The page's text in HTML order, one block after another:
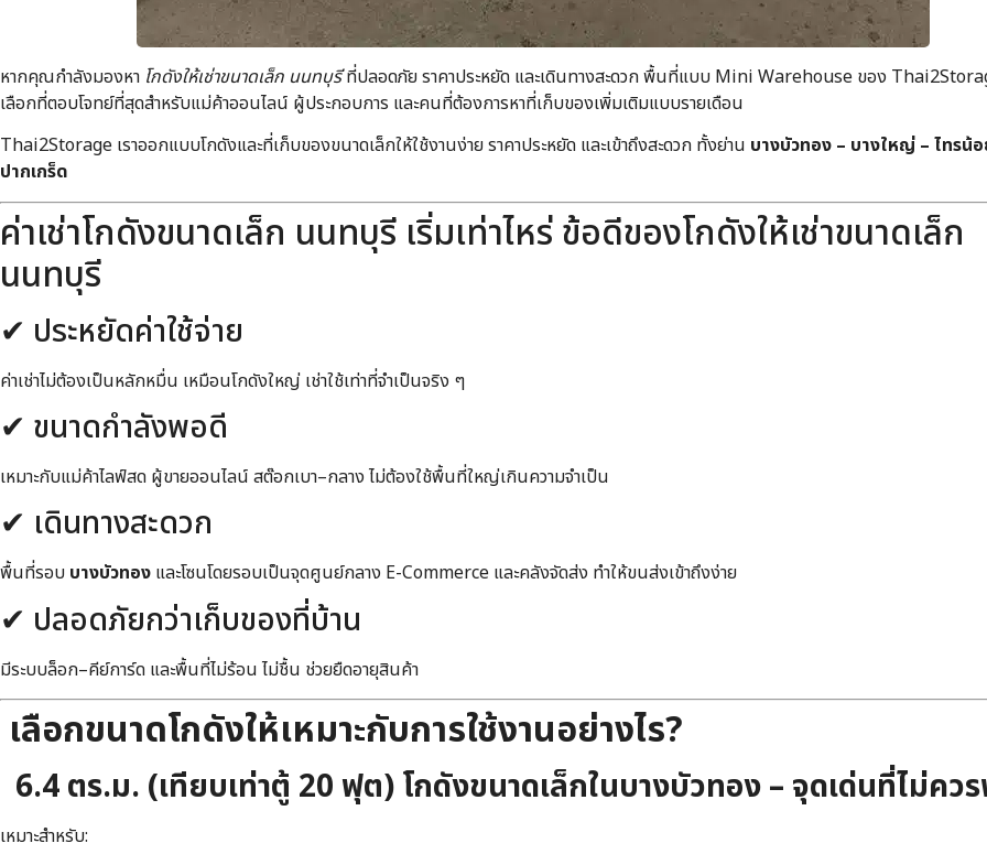
หากคุณกำลังมองหา โกดังให้เช่าขนาดเล็ก นนทบุรีที่ปลอดภัย ราคาประหยัด และเดินทางสะดวก พื้นที่แบบ Mini Warehouse ของ
เลือกที่ตอบโจทย์ที่สุดสำหรับแม่ค้าออนไลน์ ผู้ประกอบการ และคนที่ต้องการหาที่เก็บของเพิ่มเติมแบบรายเดือน
Thai2Storage เราออกแบบโกดังและที่เก็บของขนาดเล็กให้ใช้งานง่าย ราคาประหยัด และเข้าถึงสะดวก ทั้งย่าน บางบัวทอง – บางใหญ่ – ไทรน้
ปากเกร็ด
ค่าเช่าโกดังขนาดเล็ก นนทบุรี เริ่มเท่าไหร่ ข้อดีของโกดังให้เช่าขนาดเล็ก
นนทบุรี
✔ ประหยัดค่าใช้จ่าย
ค่าเช่าไม่ต้องเป็นหลักหมื่น เหมือนโกดังใหญ่ เช่าใช้เท่าที่จำเป็นจริง ๆ
✔ ขนาดกำลังพอดี
เหมาะกับแม่ค้าไลฟ์สด ผู้ขายออนไลน์ สต๊อกเบา–กลาง ไม่ต้องใช้พื้นที่ใหญ่เกินความจำเป็น
✔ เดินทางสะดวก
พื้นที่รอบ บางบัวทอง และโซนโดยรอบเป็นจุดศูนย์กลาง E-Commerce และคลังจัดส่ง ทำให้ขนส่งเข้าถึงง่าย
✔ ปลอดภัยกว่าเก็บของที่บ้าน
มีระบบล็อก–คีย์การ์ด และพื้นที่ไม่ร้อน ไม่ชื้น ช่วยยืดอายุสินค้า
เลือกขนาดโกดังให้เหมาะกับการใช้งานอย่างไร?
6.4 ตร.ม. (เทียบเท่าตู้ 20 ฟุต) โกดังขนาดเล็กในบางบัวทอง – จุดเด่นที่ไม่คว
เหมาะสำหรับ: